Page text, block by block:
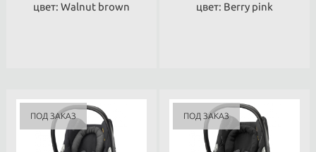
цвет: Walnut brown
цвет: Berry pink